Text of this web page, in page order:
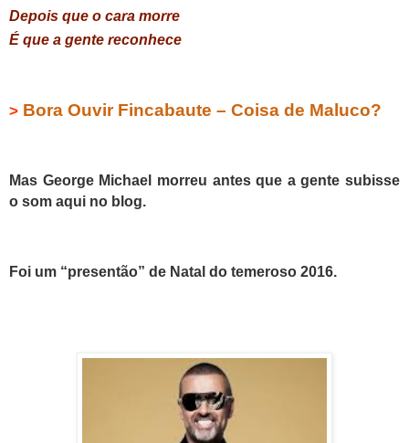
Depois que o cara morre
É que a gente reconhece
> Bora Ouvir Fincabaute – Coisa de Maluco?
Mas George Michael morreu antes que a gente subisse
o som aqui no blog.
Foi um “presentão” de Natal do temeroso 2016.